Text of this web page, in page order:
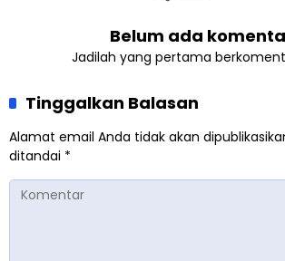
Belum ada
Jadilah yang pertama
Tinggalkan Balasan
Alamat email Anda tidak akan
ditandai *